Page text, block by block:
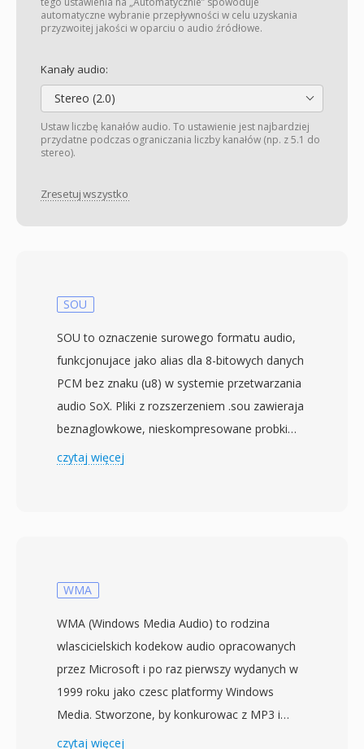
automatyczne wybranie przepływności w celu uzyskania
przyzwoitej jakości w oparciu o audio źródłowe.
Kanały audio:
Stereo (2.0)
Ustaw liczbę kanałów audio. To ustawienie jest najbardziej
przydatne podczas ograniczania liczby kanałów (np. z 5.1 do
stereo).
Zresetuj wszystko
SOU
SOU to oznaczenie surowego formatu audio,
funkcjonujace jako alias dla 8-bitowych danych
PCM bez znaku (u8) w systemie przetwarzania
audio SoX. Pliki z rozszerzeniem .sou zawieraja
beznaglowkowe, nieskompresowane probki
audio przechowywane jako 8-bitowe liczby
musza byc okreslone zewnetrznie. Domyslne
dane moga reprezentowac dowolna
czestotliwosc obslugiwana przez sprzet
nagrywajacy. Kodowanie u8, ktorego SOU jest
aliasem, jest jedna z najprostszych mozliwych
reprezentacji cyfrowego audio, poprzedzajaca
czytaj więcej
WMA
WMA (Windows Media Audio) to rodzina
wlascicielskich kodekow audio opracowanych
przez Microsoft i po raz pierwszy wydanych w
1999 roku jako czesc platformy Windows
Media. Stworzone, by konkurowac z MP3 i
AAC, WMA Standard wykorzystuje kodowanie
czytaj więcej